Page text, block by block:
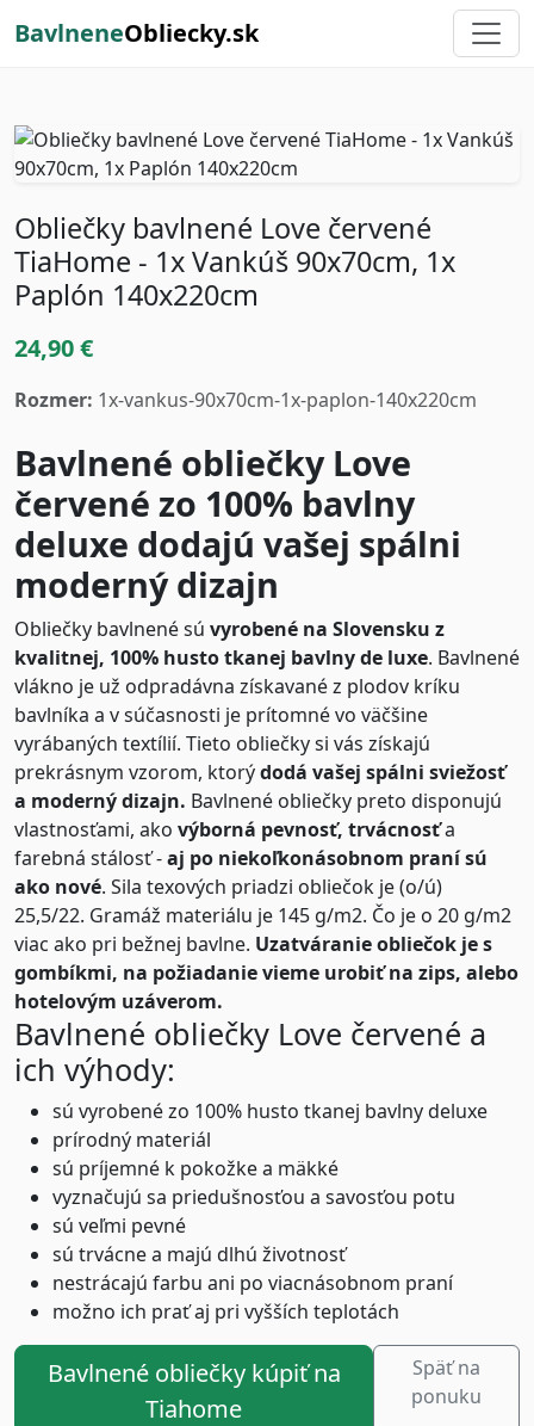
BavlneneObliecky.sk
Obliečky bavlnené Love červené
TiaHome - 1x Vankúš 90x70cm, 1x
Paplón 140x220cm
24,90 €
Rozmer: 1x-vankus-90x70cm-1x-paplon-140x220cm
Bavlnené obliečky Love
červené zo 100% bavlny
deluxe dodajú vašej spálni
moderný dizajn
Obliečky bavlnené sú vyrobené na Slovensku z
kvalitnej, 100% husto tkanej bavlny de luxe. Bavlnené
vlákno je už odpradávna získavané z plodov kríku
bavlníka a v súčasnosti je prítomné vo väčšine
vyrábaných textílií. Tieto obliečky si vás získajú
prekrásnym vzorom, ktorýdodá vašej spálni sviežosť
a moderný dizajn. Bavlnené obliečky preto disponujú
vlastnosťami, ako výborná pevnosť, trvácnosťa
farebná stálosť -aj po niekoľkonásobnom praní sú
ako nové. Sila texových priadzi obliečok je (o/ú)
25,5/22. Gramáž materiálu je 145 g/m2. Čo je o 20 g/m2
viac ako pri bežnej bavlne. Uzatváranie obliečok je s
gombíkmi, na požiadanie vieme urobiť na zips, alebo
hotelovým uzáverom.
Bavlnené obliečky Love červené a
ich výhody:
sú vyrobené zo 100% husto tkanej bavlny deluxe
prírodný materiál
sú príjemné k pokožke a mäkké
vyznačujú sa priedušnosťou a savosťou potu
sú veľmi pevné
sú trvácne a majú dlhú životnosť
nestrácajú farbu ani po viacnásobnom praní
možno ich prať aj pri vyšších teplotách
Bavlnené obliečky kúpiť na
Tiahome
Späť na
ponuku